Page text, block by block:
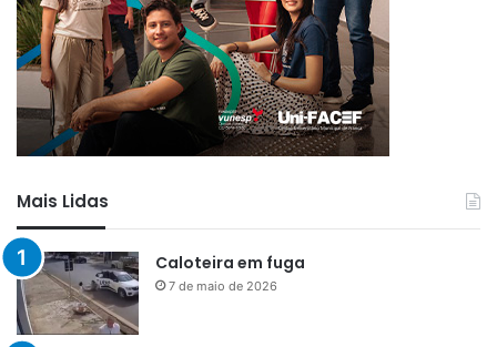
Mais Lidas
Caloteira em fuga
7 de maio de 2026